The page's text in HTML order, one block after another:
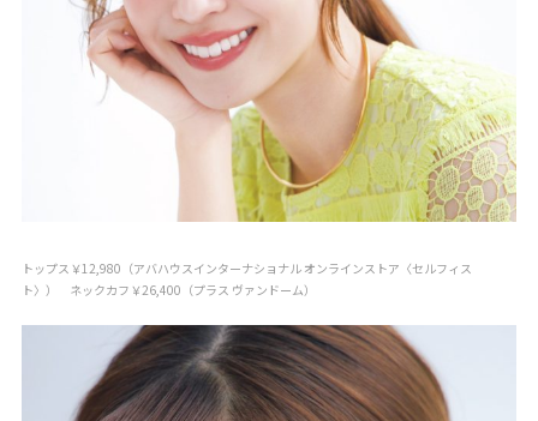
トップス￥12,980（アバハウスインターナショナル オンラインストア〈セルフィス
ト〉） ネックカフ￥26,400（プラス ヴァンドーム）